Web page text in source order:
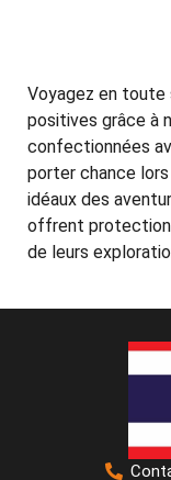
Voyagez en
positives grâce à
confectionnées
porter chance lors
idéaux des
offrent
de leurs